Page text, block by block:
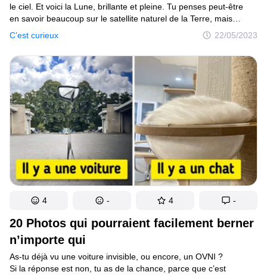
C’est curieux 22/05/2023
le ciel. Et voici la Lune, brillante et pleine. Tu penses peut-être
en savoir beaucoup sur le satellite naturel de la Terre, mais
laisse-moi te poser la question suivante : “Comment s’est-elle
20 Photos qui pourraient facilement berner
n’importe qui
As-tu déjà vu une voiture invisible, ou encore, un OVNI ?
Si la réponse est non, tu as de la chance, parce que c’est
4 - 4 -